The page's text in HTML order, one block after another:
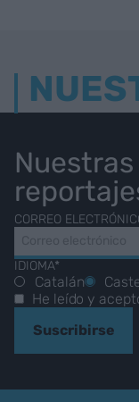
CORREO
IDIOMA*
Catalán
He leído y
Suscribirse